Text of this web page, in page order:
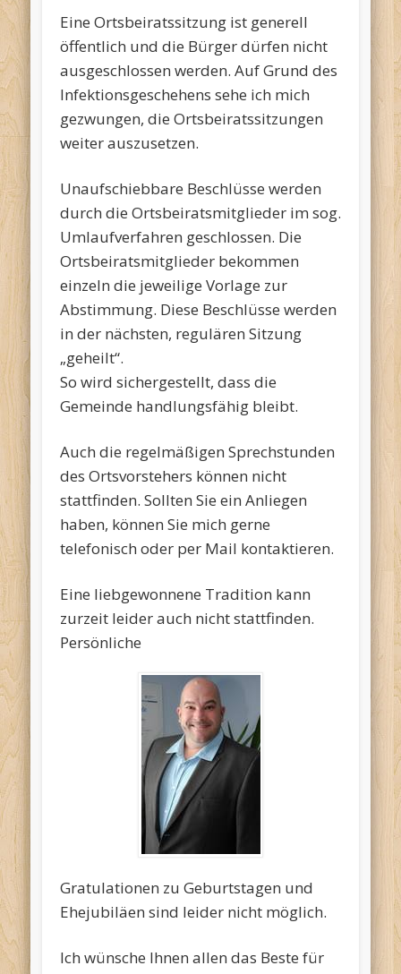
Eine Ortsbeiratssitzung ist generell
öffentlich und die Bürger dürfen nicht
ausgeschlossen werden. Auf Grund des
Infektionsgeschehens sehe ich mich
gezwungen, die Ortsbeiratssitzungen
weiter auszusetzen.
Unaufschiebbare Beschlüsse werden
durch die Ortsbeiratsmitglieder im sog.
Umlaufverfahren geschlossen. Die
Ortsbeiratsmitglieder bekommen
einzeln die jeweilige Vorlage zur
Abstimmung. Diese Beschlüsse werden
in der nächsten, regulären Sitzung
„geheilt“.
So wird sichergestellt, dass die
Gemeinde handlungsfähig bleibt.
Auch die regelmäßigen Sprechstunden
des Ortsvorstehers können nicht
stattfinden. Sollten Sie ein Anliegen
haben, können Sie mich gerne
telefonisch oder per Mail kontaktieren.
Eine liebgewonnene Tradition kann
zurzeit leider auch nicht stattfinden.
Persönliche
Gratulationen zu Geburtstagen und
Ehejubiläen sind leider nicht möglich.
Ich wünsche Ihnen allen das Beste für